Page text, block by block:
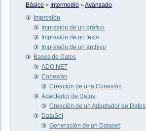
Básico » Intermedio » Avanzado
Impresión
Impresión de un gráfico
Impresión de un texto
Impresión de un archivo
Bases de Datos
ADO.NET
Conexión
Creación de una Conexión
Adaptador de Datos
Creación de un Adaptador de Datos
DataSet
Generación de un Dataset